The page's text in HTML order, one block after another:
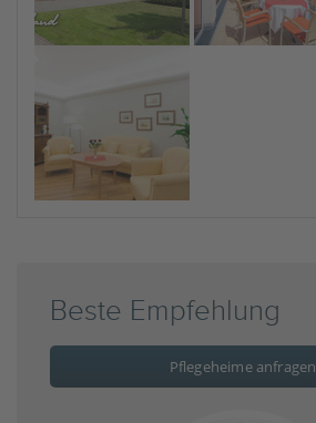
Beste Empfehlung
Pflegeheime anfragen